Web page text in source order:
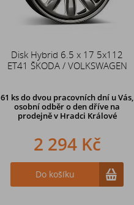
Disk Hybrid 6.5 x 17 5x112
ET41 ŠKODA / VOLKSWAGEN
61 ksdo dvou pracovních dní u Vás,
osobní odběr o den dříve na
prodejně v Hradci Králové
2 294 Kč
Do košíku